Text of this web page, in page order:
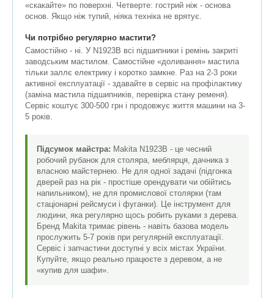
«скакайте» по поверхні. Четверте: гострий ніж - основа
основ. Якщо ніж тупий, ніяка техніка не врятує.
Чи потрібно регулярно мастити?
Самостійно - ні. У N1923B всі підшипники і ремінь закриті
заводським мастилом. Самостійне «доливання» мастила
тільки заллє електрику і коротко замкне. Раз на 2-3 роки
активної експлуатації - здавайте в сервіс на профілактику
(заміна мастила підшипників, перевірка стану ременя).
Сервіс коштує 300-500 грн і продовжує життя машини на 3-
5 років.
Підсумок майстра: Makita N1923B - це чесний
робочий рубанок для столяра, меблярця, дачника з
власною майстернею. Не для одної задачі (підгонка
дверей раз на рік - простіше орендувати чи обійтись
напильником), не для промислової столярки (там
стаціонарні рейсмуси і фуганки). Це інструмент для
людини, яка регулярно щось робить руками з дерева.
Бренд Makita тримає рівень - навіть базова модель
прослужить 5-7 років при регулярній експлуатації.
Сервіс і запчастини доступні у всіх містах України.
Купуйте, якщо реально працюєте з деревом, а не
«купив для шафи».